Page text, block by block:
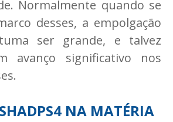
Normalmente quando se
desses, a empolgação
ser grande, e talvez
avanço significativo nos
NA MATÉRIA